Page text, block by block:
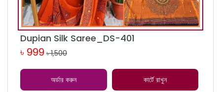
Dupian Silk Saree_DS-401
৳ 999 ৳ 1,500
অর্ডার করুন কার্টে রাখুন